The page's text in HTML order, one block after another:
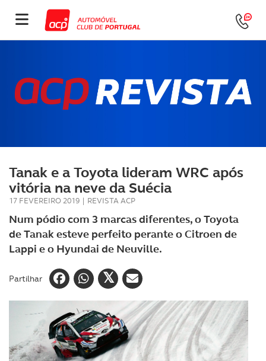
Tanak e a Toyota lideram WRC após
vitória na neve da Suécia
17 FEVEREIRO 2019 | REVISTA ACP
Num pódio com 3 marcas diferentes, o Toyota
de Tanak esteve perfeito perante o Citroen de
Lappi e o Hyundai de Neuville.
Partilhar